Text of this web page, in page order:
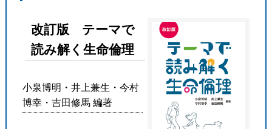
改訂版 テーマで
読み解く生命倫理
小泉博明・井上兼生・今村
博幸・吉田修馬 編著